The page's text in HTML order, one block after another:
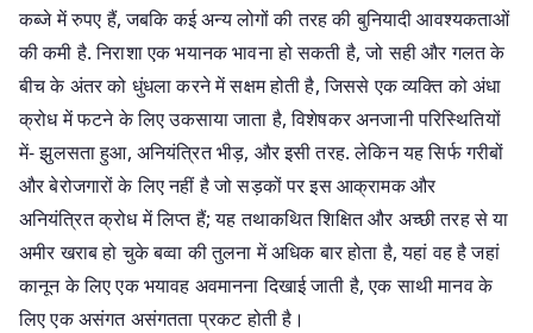
कब्जे में रुपए हैं, जबकि कई अन्य लोगों की तरह की बुनियादी आवश्यकताओं
की कमी है. निराशा एक भयानक भावना हो सकती है, जो सही और गलत के
बीच के अंतर को धुंधला करने में सक्षम होती है, जिससे एक व्यक्ति को अंधा
क्रोध में फटने के लिए उकसाया जाता है, विशेषकर अनजानी परिस्थितियों
में- झुलसता हुआ, अनियंत्रित भीड़, और इसी तरह. लेकिन यह सिर्फ गरीबों
और बेरोजगारों के लिए नहीं है जो सड़कों पर इस आक्रामक और
अनियंत्रित क्रोध में लिप्त हैं; यह तथाकथित शिक्षित और अच्छी तरह से या
अमीर खराब हो चुके बव्वा की तुलना में अधिक बार होता है, यहां वह है जहां
कानून के लिए एक भयावह अवमानना ​​दिखाई जाती है, एक साथी मानव के
लिए एक असंगत असंगतता प्रकट होती है।